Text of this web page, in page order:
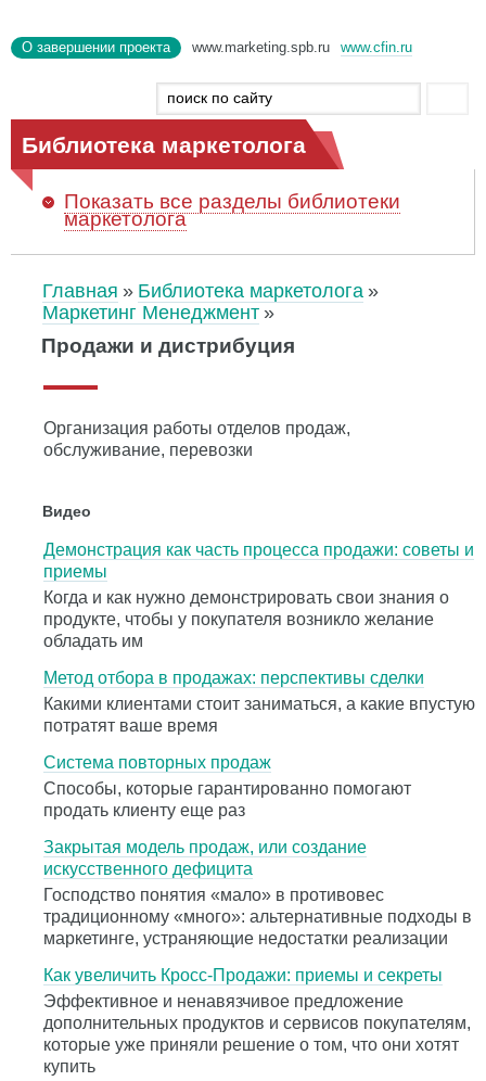
О завершении проекта www.marketing.spb.ru www.cfin.ru
Библиотека маркетолога
Показать все разделы библиотеки
маркетолога
Главная
Библиотека маркетолога
Маркетинг Менеджмент
Продажи и дистрибуция
Организация работы отделов продаж,
обслуживание, перевозки
Видео
Демонстрация как часть процесса продажи: советы и
приемы
Когда и как нужно демонстрировать свои знания о
продукте, чтобы у покупателя возникло желание
обладать им
Метод отбора в продажах: перспективы сделки
Какими клиентами стоит заниматься, а какие впустую
потратят ваше время
Система повторных продаж
Способы, которые гарантированно помогают
продать клиенту еще раз
Закрытая модель продаж, или создание
искусственного дефицита
Господство понятия «мало» в противовес
традиционному «много»: альтернативные подходы в
маркетинге, устраняющие недостатки реализации
Как увеличить Кросс-Продажи: приемы и секреты
Эффективное и ненавязчивое предложение
дополнительных продуктов и сервисов покупателям,
которые уже приняли решение о том, что они хотят
купить